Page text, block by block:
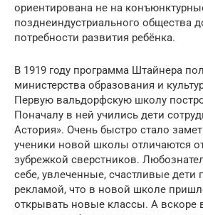
ориентирована не на
позднеиндустриального общества
потребности развития ребёнка.
В 1919 году программа Штайнера
министерства образования и
Первую вальдорфскую школу
Поначалу в ней учились дети
Астория». Очень быстро стало
ученики новой школы отличаются
зубрежкой сверстников.
себе, увлеченные, счастливые
рекламой, что в новой школе
открывать новые классы. А вскоре